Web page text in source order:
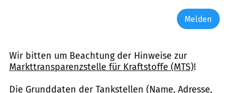
Melden
Wir bitten um Beachtung der Hinweise zur
Markttransparenzstelle für Kraftstoffe (MTS)!
Die Grunddaten der Tankstellen (Name, Adresse,